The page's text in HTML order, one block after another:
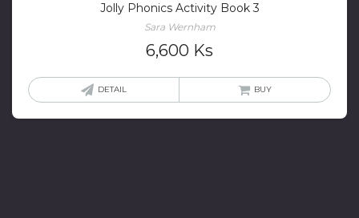
Jolly Phonics Activity Book 3
Sara Wernham
6,600 Ks
DETAIL BUY